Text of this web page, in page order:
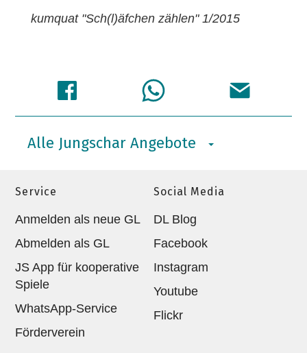
kumquat "Sch(l)äfchen zählen" 1/2015
Alle Jungschar Angebote
Service
Anmelden als neue GL
Abmelden als GL
JS App für kooperative
Spiele
WhatsApp-Service
Förderverein
Social Media
DL Blog
Facebook
Instagram
Youtube
Flickr